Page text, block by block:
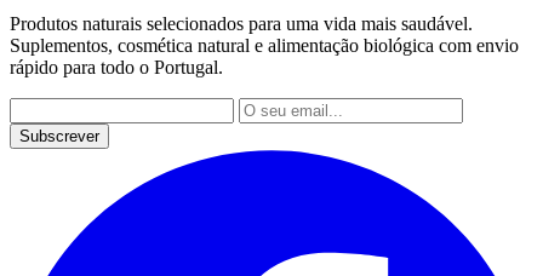
Produtos naturais selecionados para uma vida mais saudável.
Suplementos, cosmética natural e alimentação biológica com envio
rápido para todo o Portugal.
Subscrever